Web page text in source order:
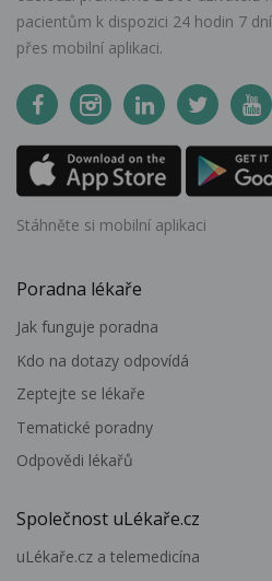
pacientům k dispozici 24 hodin 7
přes mobilní aplikaci.
Stáhněte si mobilní aplikaci
Poradna lékaře
Jak funguje poradna
Kdo na dotazy odpovídá
Zeptejte se lékaře
Tematické poradny
Odpovědi lékařů
Společnost uLékaře.cz
uLékaře.cz a telemedicína